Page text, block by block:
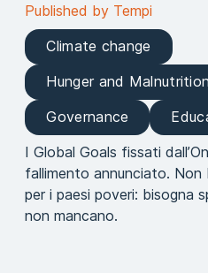
Published by Tempi
Climate change
Hunger and Malnutrition
Governance
I Global Goals fissati
fallimento annunciato. Non
per i paesi poveri: bisogna
non mancano.